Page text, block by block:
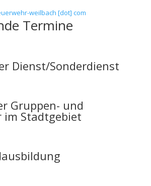
weilbach [dot] com
Termine
Dienst/Sonderdienst
Gruppen- und
im Stadtgebiet